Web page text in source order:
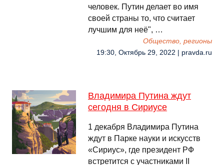
человек. Путин делает во имя
своей страны то, что считает
лучшим для неё", …
Общество, регионы
19:30, Октябрь 29, 2022 | pravda.ru
Владимира Путина ждут
сегодня в Сириусе
1 декабря Владимира Путина
ждут в Парке науки и искусств
«Сириус», где президент РФ
встретится с участниками II